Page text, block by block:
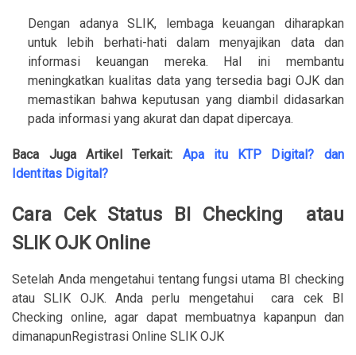
Dengan adanya SLIK, lembaga keuangan diharapkan
untuk lebih berhati-hati dalam menyajikan data dan
informasi keuangan mereka. Hal ini membantu
meningkatkan kualitas data yang tersedia bagi OJK dan
memastikan bahwa keputusan yang diambil didasarkan
pada informasi yang akurat dan dapat dipercaya.
Baca Juga Artikel Terkait: Apa itu KTP Digital? dan
Identitas Digital?
Cara Cek Status BI Checking atau
SLIK OJK Online
Setelah Anda mengetahui tentang fungsi utama BI checking
atau SLIK OJK. Anda perlu mengetahui cara cek BI
Checking online, agar dapat membuatnya kapanpun dan
dimanapunRegistrasi Online SLIK OJK